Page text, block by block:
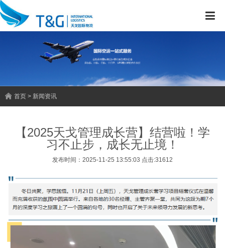
首页 > 新闻资讯
【2025天戈管理成长营】结营啦！学
习不止步，成长无止境！
发布时间：2025-11-25 13:55:03 点击:31612